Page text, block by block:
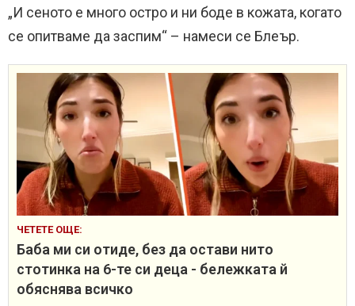
„И сеното е много остро и ни боде в кожата, когато
се опитваме да заспим“ – намеси се Блеър.
ЧЕТЕТЕ ОЩЕ:
Баба ми си отиде, без да остави нито
стотинка на 6-те си деца - бележката й
обяснява всичко